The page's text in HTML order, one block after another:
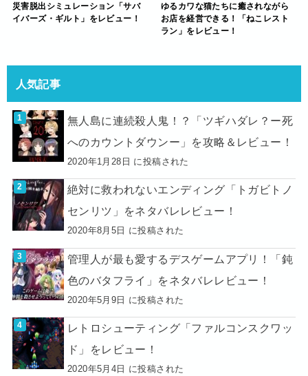
災害脱出シミュレーション「サバ
イバーズ・ギルト」をレビュー！
ゆるカワな猫たちに癒されながら
お店を経営できる！「ねこレスト
ラン」をレビュー！
人気記事
無人島に連続殺人鬼！？「ツギハダレ？ー死
へのカウントダウンー」を攻略＆レビュー！
2020年1月28日 に投稿された
絶対に救われないエンディング「トガビトノ
センリツ」をネタバレレビュー！
2020年8月5日 に投稿された
管理人が最も愛するデスゲームアプリ！「鈍
色のバタフライ」をネタバレレビュー！
2020年5月9日 に投稿された
レトロシューティング「ファルコンスクワッ
ド」をレビュー！
2020年5月4日 に投稿された